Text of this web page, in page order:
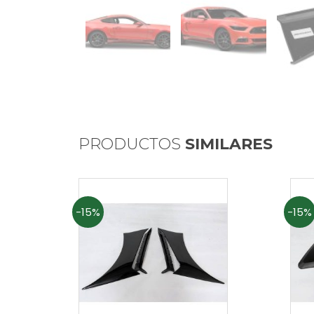
PRODUCTOS SIMILARES
-15% -15%